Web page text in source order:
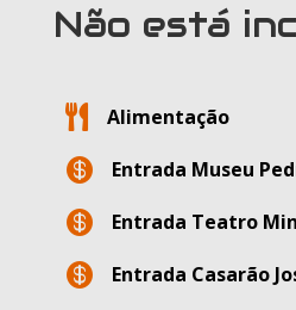
Não está
 Alimentação
 Entrada Museu
 Entrada Teatro
 Entrada Casarão